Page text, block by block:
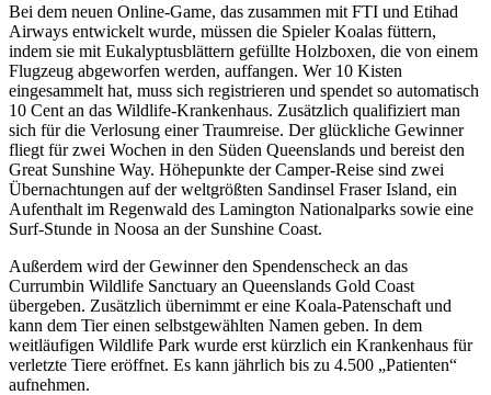
Bei dem neuen Online-Game, das zusammen mit FTI und Etihad
Airways entwickelt wurde, müssen die Spieler Koalas füttern,
indem sie mit Eukalyptusblättern gefüllte Holzboxen, die von einem
Flugzeug abgeworfen werden, auffangen. Wer 10 Kisten
eingesammelt hat, muss sich registrieren und spendet so automatisch
10 Cent an das Wildlife-Krankenhaus. Zusätzlich qualifiziert man
sich für die Verlosung einer Traumreise. Der glückliche Gewinner
fliegt für zwei Wochen in den Süden Queenslands und bereist den
Great Sunshine Way. Höhepunkte der Camper-Reise sind zwei
Übernachtungen auf der weltgrößten Sandinsel Fraser Island, ein
Aufenthalt im Regenwald des Lamington Nationalparks sowie eine
Surf-Stunde in Noosa an der Sunshine Coast.
Außerdem wird der Gewinner den Spendenscheck an das
Currumbin Wildlife Sanctuary an Queenslands Gold Coast
übergeben. Zusätzlich übernimmt er eine Koala-Patenschaft und
kann dem Tier einen selbstgewählten Namen geben. In dem
weitläufigen Wildlife Park wurde erst kürzlich ein Krankenhaus für
verletzte Tiere eröffnet. Es kann jährlich bis zu 4.500 „Patienten“
aufnehmen.